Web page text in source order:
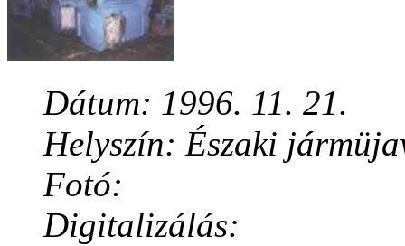
Dátum: 1996. 11. 21.
Helyszín: Északi
Fotó:
Digitalizálás: